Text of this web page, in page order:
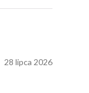
28 lipca 2026